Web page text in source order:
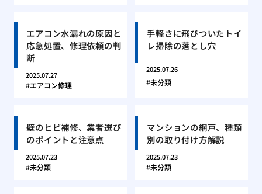
エアコン水漏れの原因と
応急処置、修理依頼の判
断
2025.07.27
エアコン修理
手軽さに飛びついたトイ
レ掃除の落とし穴
2025.07.26
未分類
壁のヒビ補修、業者選び
のポイントと注意点
2025.07.23
未分類
マンションの網戸、種類
別の取り付け方解説
2025.07.23
未分類